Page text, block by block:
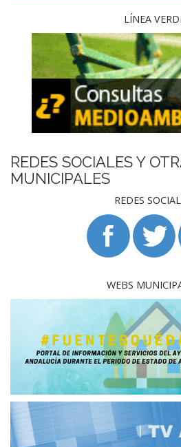
LÍNEA
REDES SOCIALES Y
MUNICIPALES
REDES
WEBS